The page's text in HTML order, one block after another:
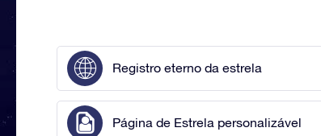
Registro eterno da estrela
Página de Estrela personalizável